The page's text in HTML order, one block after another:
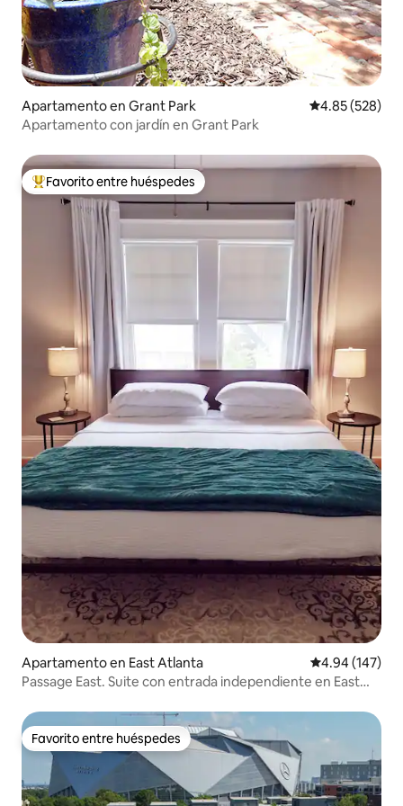
Apartamento en Grant Park Calificación
4.85 (528)
Apartamento con jardín en Grant Park
Favorito entre huéspedes preferido
Favorito entre huéspedes
Apartamento en East Atlanta Calificación
4.94 (147)
Passage East. Suite con entrada independiente en East
Favorito entre huéspedes
Favorito entre huéspedes